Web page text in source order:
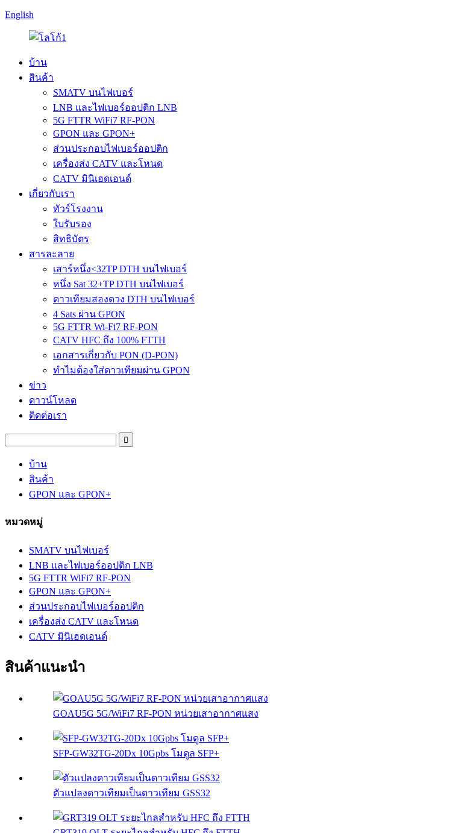
English
บ้าน
สินค้า
SMATV บนไฟเบอร์
LNB และไฟเบอร์ออปติก LNB
5G FTTR WiFi7 RF-PON
GPON และ GPON+
ส่วนประกอบไฟเบอร์ออปติก
เครื่องส่ง CATV และโหนด
CATV มินิเฮดเอนด์
เกี่ยวกับเรา
ทัวร์โรงงาน
ใบรับรอง
สิทธิบัตร
สารละลาย
เสาร์หนึ่ง<32TP DTH บนไฟเบอร์
หนึ่ง Sat 32+TP DTH บนไฟเบอร์
ดาวเทียมสองดวง DTH บนไฟเบอร์
4 Sats ผ่าน GPON
5G FTTR Wi-Fi7 RF-PON
CATV HFC ถึง 100% FTTH
เอกสารเกี่ยวกับ PON (D-PON)
ทำไมต้องใส่ดาวเทียมผ่าน GPON
ข่าว
ดาวน์โหลด
ติดต่อเรา
บ้าน
สินค้า
GPON และ GPON+
หมวดหมู่
SMATV บนไฟเบอร์
LNB และไฟเบอร์ออปติก LNB
5G FTTR WiFi7 RF-PON
GPON และ GPON+
ส่วนประกอบไฟเบอร์ออปติก
เครื่องส่ง CATV และโหนด
CATV มินิเฮดเอนด์
สินค้าแนะนำ
GOAU5G 5G/WiFi7 RF-PON หน่วยเสาอากาศแสง
SFP-GW32TG-20Dx 10Gpbs โมดูล SFP+
ตัวแปลงดาวเทียมเป็นดาวเทียม GSS32